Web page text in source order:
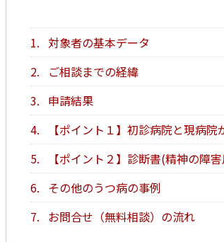
1. 対象者の基本データ
2.
ご相談までの経緯
3. 申請結果
4.
【ポイント１】初診病院と現病
5.
【ポイント２】診断書(精神の障
6. その他のうつ病の事例
7. お問合せ（無料相談）の流れ